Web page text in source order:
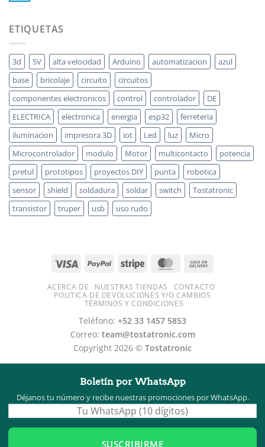
ETIQUETAS
3d 5V alta velocidad Arduino automatizacion
azul
base
bricolaje circuito
circuitos
componentes electronicos
control controlador
DE
ELECTRICA
electronica energia esp32
ferreteria
iluminacion
impresora 3D iot Led luz
Micro
Microcontrolador
modulo Motor multicontacto
potencia
pretul
prototipos proyectos DIY punta
robotica
sensor
shield soldadura soldar switch
Tostatronic
transistor
truper usb uso rudo
ACERCA DE NUESTRAS TIENDAS
CONTACTO
POLITICA DE DEVOLUCIONES Y/O CAMBIOS
TÉRMINOS Y CONDICIONES
Teléfono: +52 33 1457 5853
Correo: team@tostatronic.com
Copyright 2026 © Tostatronic
Boletín por WhatsApp
Déjanos tu número y recibe nuestras promociones por WhatsApp.
SUSCRIBIRME